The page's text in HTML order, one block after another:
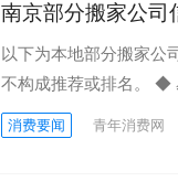
南京部分搬家公司
以下为本地部分搬家公
不构成推荐或排名。 ◆
消费要闻 青年消费网